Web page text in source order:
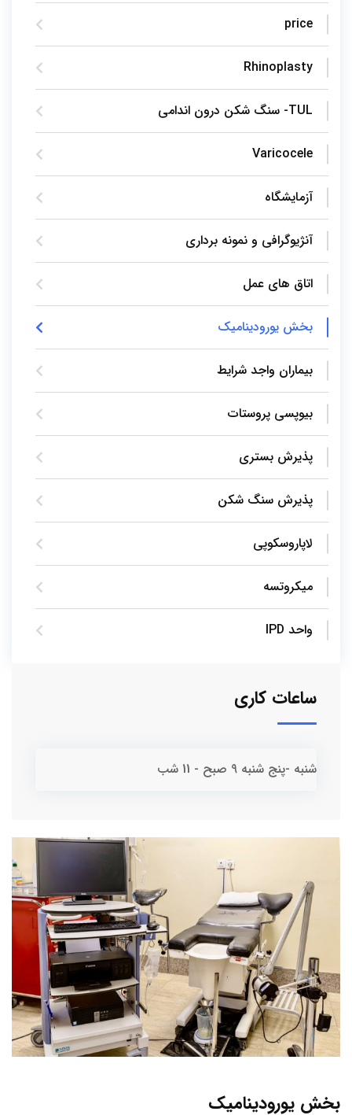
price
Rhinoplasty
TUL- سنگ شکن درون اندامی
Varicocele
آزمایشگاه
آنژیوگرافی و نمونه برداری
اتاق های عمل
بخش یورودینامیک
بیماران واجد شرایط
بیوپسی پروستات
پذیرش بستری
پذیرش سنگ شکن
لاپاروسکوپی
میکروتسه
واحد IPD
ساعات کاری
شنبه -پنج شنبه 9 صبح - 11 شب
بخش یورودینامیک